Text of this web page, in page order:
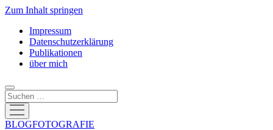
Zum Inhalt springen
Impressum
Datenschutzerklärung
Publikationen
über mich
Suchen
Menü
öffnen
BLOGFOTOGRAFIE